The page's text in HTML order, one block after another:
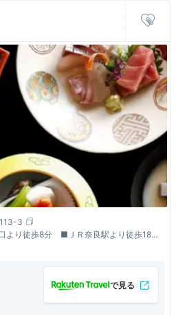
3
り徒歩8分 ■ＪＲ奈良駅より徒歩18分